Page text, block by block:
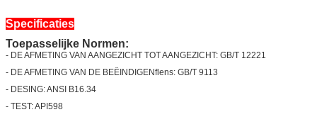
Specificaties
Toepasselijke Normen:
- DE AFMETING VAN AANGEZICHT TOT AANGEZICHT: GB/T 12221
- DE AFMETING VAN DE BEËINDIGENflens: GB/T 9113
- DESING: ANSI B16.34
- TEST: API598